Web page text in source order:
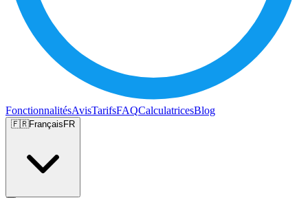
FonctionnalitésAvisTarifsFAQCalculatricesBlog
🇫🇷FrançaisFR